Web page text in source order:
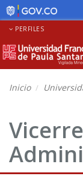
PERFILES
Inicio